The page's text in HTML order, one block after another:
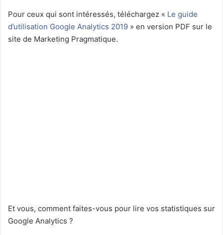
Pour ceux qui sont intéressés, téléchargez « Le guide
d’utilisation Google Analytics 2019 » en version PDF sur le
site de Marketing Pragmatique.
Et vous, comment faites-vous pour lire vos statistiques sur
Google Analytics ?